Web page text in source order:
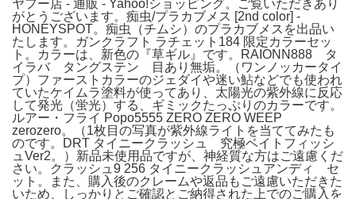
ヤフー店 - 通販 - Yahoo!ショッピング。ご覧いただきあり
がとうございます。痴虫/プラカブメス [2nd color] -
HONEYSPOT。痴虫（チムシ）のプラカブメスを出品い
たします。ガンクラフト ラチェット184 限定カラーセッ
ト。カラーは、新色の『草ギル』です。RAIONN888 タ
イラバ タングステン 目あり無垢。（ワンノッカータイ
プ）ファーストカラーのジェダイや迷い鮎などでも使われ
ていたケイムラ塗料が使ってあり、太陽光の紫外線に反応
して発光（蛍光）する、ギミックたっぷりのカラーです。
ルアー・フライ Popo5555 ZERO ZERO WEEP
zerozero。（1枚目の写真が紫外線ライトを当ててみたも
のです。DRT タイニークラッシュ 究極ベイトフィッシ
ュVer2。）新品未使用品ですが、神経質な方はご遠慮くだ
さい。クラッシュ9 256 タイニークラッシュアンディ セ
ット。また、購入後のクレームや返品もご遠慮いただきた
いため、しっかりとご確認とご納得された上でのご購入を